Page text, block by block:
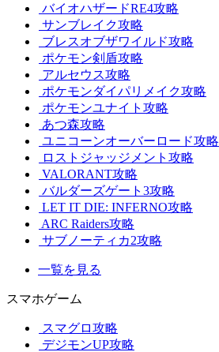
バイオハザードRE4攻略
サンブレイク攻略
ブレスオブザワイルド攻略
ポケモン剣盾攻略
アルセウス攻略
ポケモンダイパリメイク攻略
ポケモンユナイト攻略
あつ森攻略
ユニコーンオーバーロード攻略
ロストジャッジメント攻略
VALORANT攻略
バルダーズゲート3攻略
LET IT DIE: INFERNO攻略
ARC Raiders攻略
サブノーティカ2攻略
一覧を見る
スマホゲーム
スマグロ攻略
デジモンUP攻略